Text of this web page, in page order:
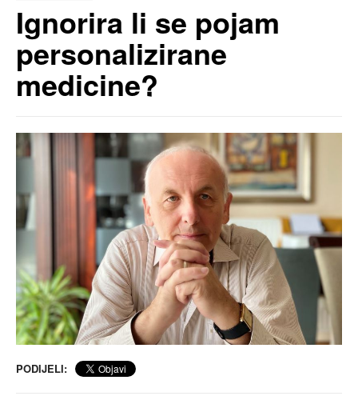
Ignorira li se pojam
personalizirane
medicine?
PODIJELI: